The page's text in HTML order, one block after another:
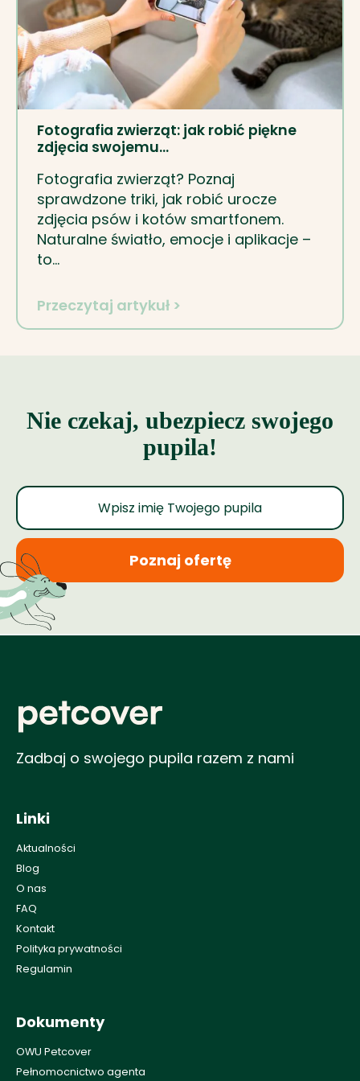
Fotografia zwierząt: jak robić piękne
zdjęcia swojemu…
Fotografia zwierząt? Poznaj
sprawdzone triki, jak robić urocze
zdjęcia psów i kotów smartfonem.
Naturalne światło, emocje i aplikacje –
to…
Przeczytaj artykuł >
Nie czekaj, ubezpiecz swojego
pupila!
Poznaj ofertę
Zadbaj o swojego pupila razem z nami
Linki
Aktualności
Blog
O nas
FAQ
Kontakt
Polityka prywatności
Regulamin
Dokumenty
OWU Petcover
Pełnomocnictwo agenta